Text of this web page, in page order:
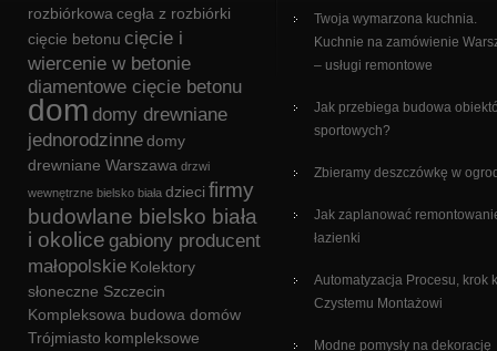
rozbiórkowa cegła z rozbiórki
cięcie betonu cięcie i
wiercenie w betonie
diamentowe cięcie betonu
dom domy drewniane
jednorodzinnedomy
drewniane Warszawa drzwi
wewnętrzne bielsko biała dzieci firmy
budowlane bielsko biała
i okolice gabiony producent
małopolskie Kolektory
słoneczne Szczecin
Kompleksowa budowa domów
Trójmiasto kompleksowe
Twoja wymarzona kuchnia.
Kuchnie na zamówienie
– usługi remontowe
Jak przebiega budowa
sportowych?
Zbieramy deszczówkę w
Jak zaplanować
łazienki
Automatyzacja Procesu, krok
Czystemu Montażowi
Modne pomysły na dekorację